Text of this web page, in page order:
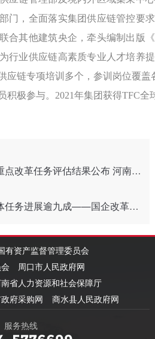
门，全面落实集团供应链管控要
合其他建筑央企，牵头编制出版
行业供应链高素质专业人才培养
应链专项培训多个，参训岗位覆
积极参与。2021年集团获得TFC
地方国企改革三年行动重点改革任务评估结果公布 河南晋升国家A级
经济日报：地方国企主体任务进展逾九成——国企改革三年行动冲刺收官
有资产监督管理委员会
周口市人民政府网
省人力资源和社会保障厅
府采购网 商水县人民政府网
服务热线